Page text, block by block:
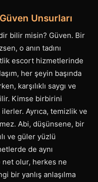
Unsurları
bilir misin? Güven. Bir
o anın tadını
escort hizmetlerinde
her şeyin başında
karşılıklı saygı ve
Kimse birbirini
Ayrıca, temizlik ve
Abi, düşünsene, bir
ve güler yüzlü
de aynı
net olur, herkes ne
bir yanlış anlaşılma